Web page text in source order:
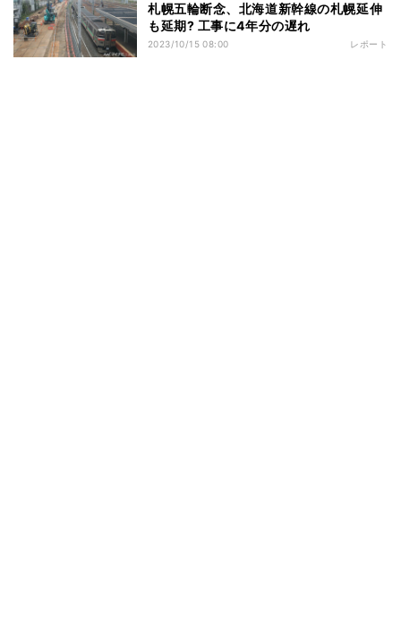
札幌五輪断念、北海道新幹線の札幌延伸
も延期? 工事に4年分の遅れ
2023/10/15 08:00 レポート